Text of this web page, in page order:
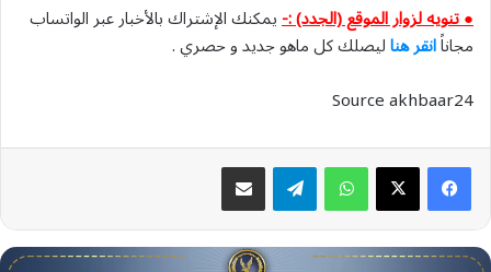
● تنويه لزوار الموقع (الجدد) :-يمكنك الإشتراك بالأخبار عبر الواتساب
مجاناًانقر هناليصلك كل ماهو جديد و حصري .
Source akhbaar24
واتسابتيلقرام مشاركة عبر البريد